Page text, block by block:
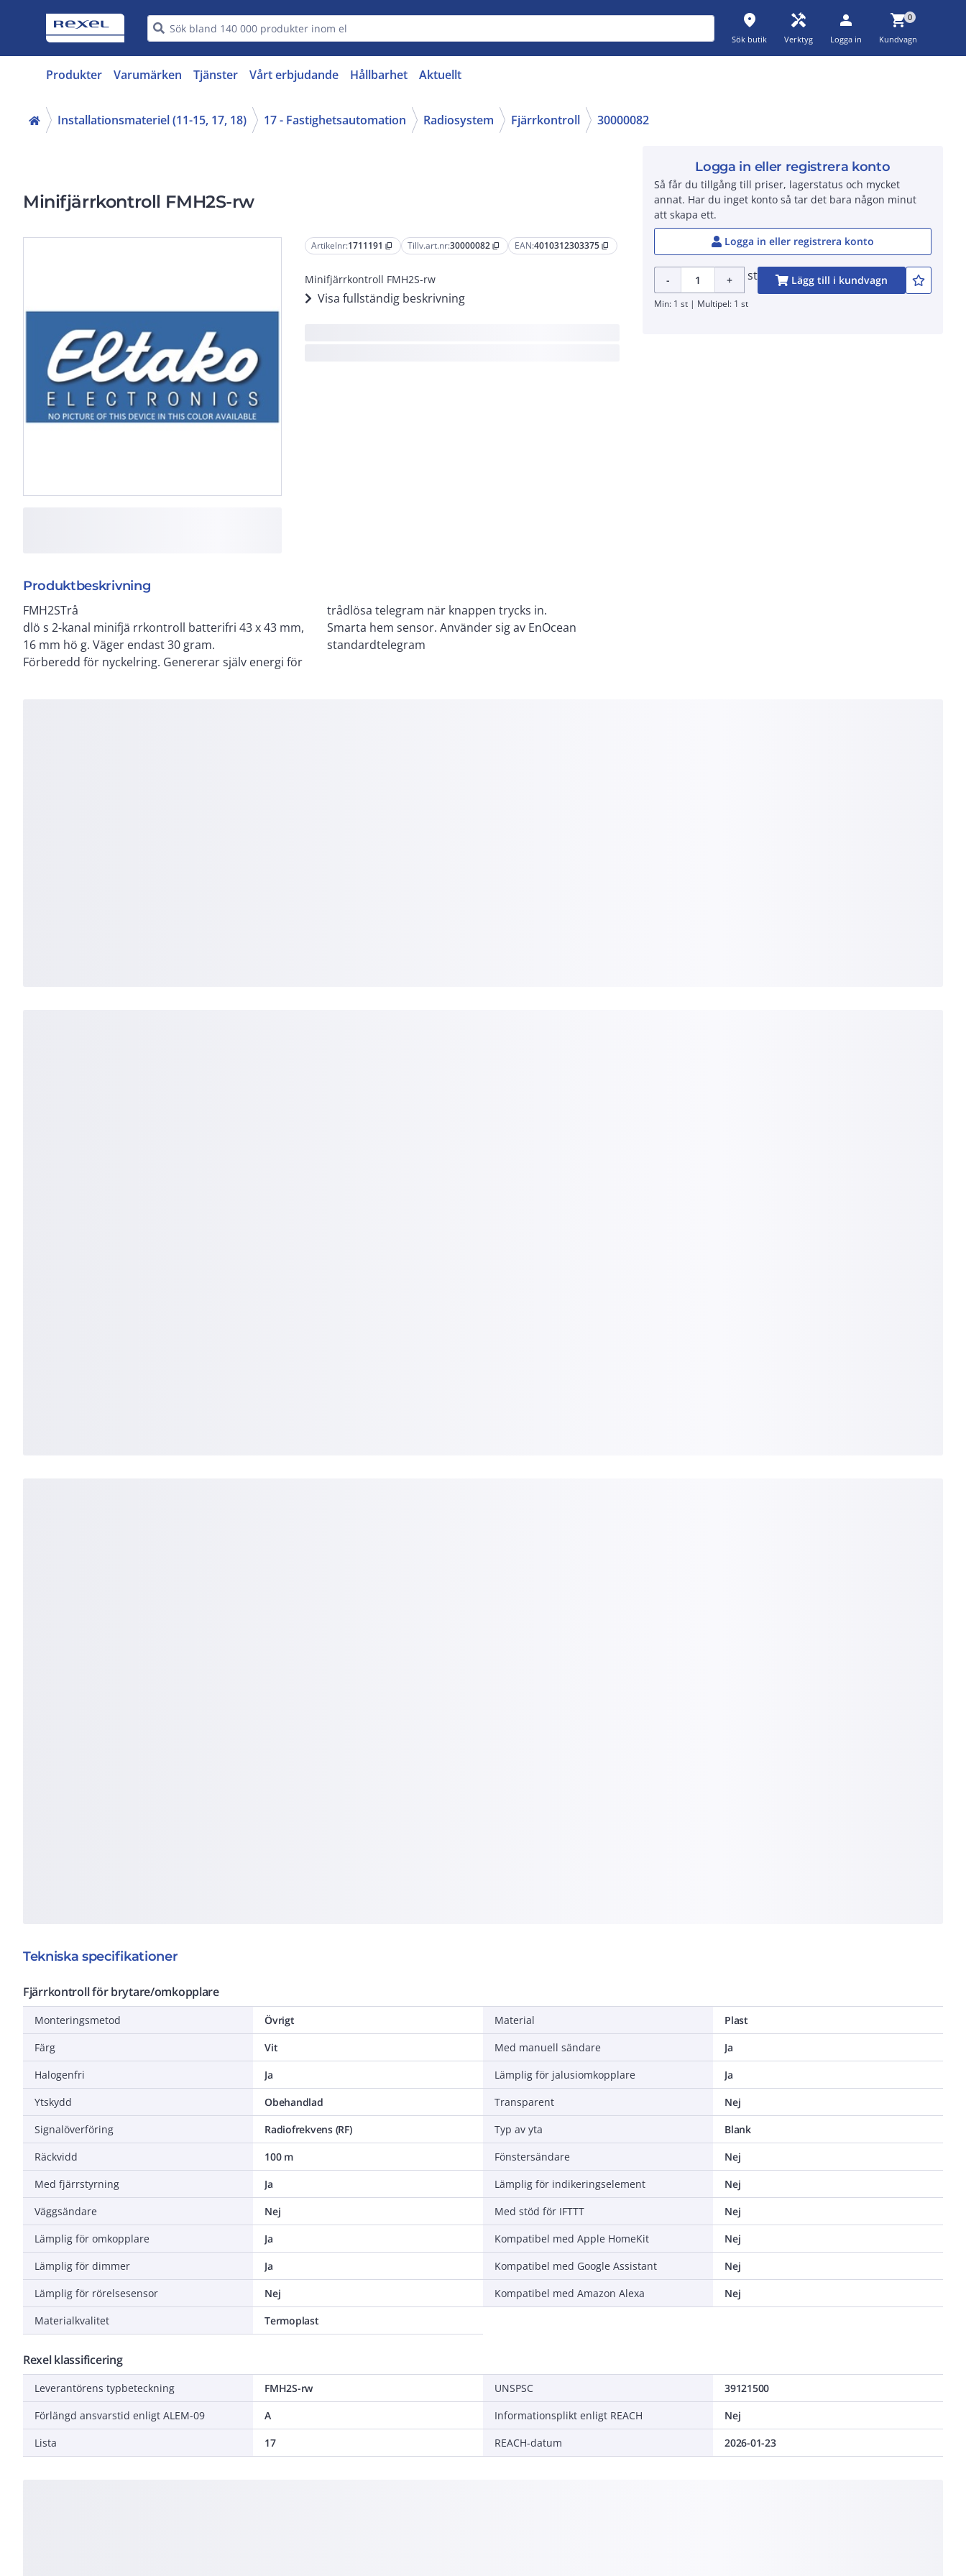
place
Sök butik
handyman
Verktyg
person
Logga in
shopping_cart0
Kundvagn
Produkter Varumärken Tjänster Vårt erbjudande Hållbarhet Aktuellt
Installationsmateriel (11-15, 17, 18) 17 - Fastighetsautomation Radiosystem Fjärrkontroll 30000082
Minifjärrkontroll FMH2S-rw
Artikelnr:1711191 content_copy Tillv.art.nr:30000082 content_copy EAN:4010312303375 content_copy
Minifjärrkontroll FMH2S-rw
Visa fullständig beskrivning
Produktbeskrivning
FMH2STrå
dlö s 2-kanal minifjä rrkontroll batterifri 43 x 43 mm,
16 mm hö g. Väger endast 30 gram.
Förberedd för nyckelring. Genererar själv energi för
trådlösa telegram när knappen trycks in.
Smarta hem sensor. Använder sig av EnOcean
standardtelegram
Logga in eller registrera konto
Så får du tillgång till priser, lagerstatus och mycket
annat. Har du inget konto så tar det bara någon minut
att skapa ett.
Logga in eller registrera konto
- + st Lägg till i kundvagn
Min: 1 st | Multipel: 1 st
Tekniska specifikationer
Fjärrkontroll för brytare/omkopplare
Monteringsmetod
Övrigt
Färg
Vit
Halogenfri
Ja
Ytskydd
Obehandlad
Signalöverföring
Radiofrekvens (RF)
Räckvidd
100 m
Med fjärrstyrning
Ja
Väggsändare
Nej
Lämplig för omkopplare
Ja
Lämplig för dimmer
Ja
Lämplig för rörelsesensor
Nej
Materialkvalitet
Termoplast
Material
Plast
Med manuell sändare
Ja
Lämplig för jalusiomkopplare
Ja
Transparent
Nej
Typ av yta
Blank
Fönstersändare
Nej
Lämplig för indikeringselement
Nej
Med stöd för IFTTT
Nej
Kompatibel med Apple HomeKit
Nej
Kompatibel med Google Assistant
Nej
Kompatibel med Amazon Alexa
Nej
Rexel klassificering
Leverantörens typbeteckning
FMH2S-rw
Förlängd ansvarstid enligt ALEM-09
A
Lista
17
UNSPSC
39121500
Informationsplikt enligt REACH
Nej
REACH-datum
2026-01-23